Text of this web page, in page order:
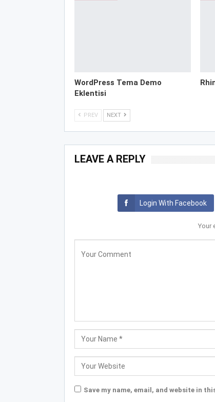
WordPress Tema Demo
Eklentisi
PREV NEXT
LEAVE A REPLY
Login With Facebook
Your
Save my name, email, and website in